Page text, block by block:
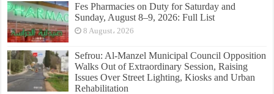
Fes Pharmacies on Duty for Saturday and
Sunday, August 8–9, 2026: Full List
8 August، 2026
Sefrou: Al-Manzel Municipal Council Opposition
Walks Out of Extraordinary Session, Raising
Issues Over Street Lighting, Kiosks and Urban
Rehabilitation